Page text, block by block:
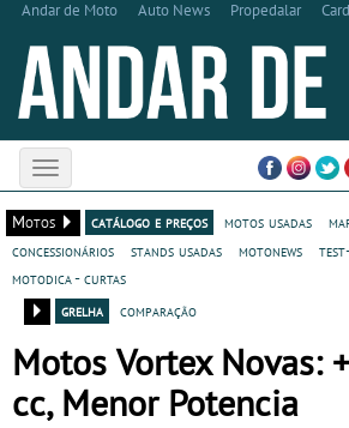
Andar de Moto Auto News Propedalar
Toggle
navigation
Motos
catálogo e preços motos usadas
concessionários
stands usadas motonews
motodica - curtas
grelha
comparação
Motos Vortex Novas:
cc, Menor Potencia